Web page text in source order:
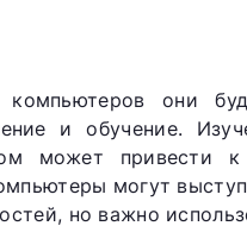
они
и обучение.
может привести
могут
но важно